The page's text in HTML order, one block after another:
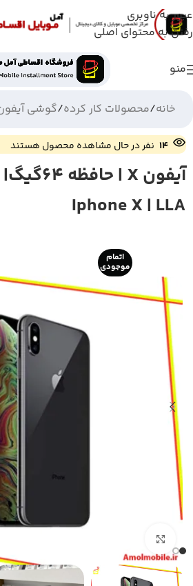
عبور به ناوبری
رفتن به محتوای اصلی
منو
خانه محصولات کار کرده گوشی
14 نفر در حال مشاهده محصول هستند
Iphone X | LLA
اتمام
موجودی